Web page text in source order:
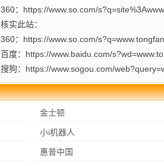
360：https://www.so.com/
核实此站：
360：https://www.so.com/
百度：https://www.baidu.com/
搜狗：https://www.sogou.com/
金士顿
小i机器人
惠普中国